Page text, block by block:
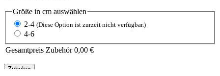
Größe in cm auswählen
2-4 (Diese Option ist zurzeit nicht verfügbar.)
4-6
Gesamtpreis Zubehör 0,00 €
Zubehör